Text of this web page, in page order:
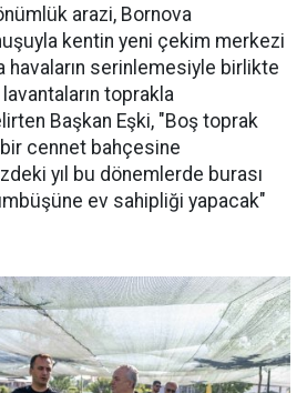
arazi, Bornova
kentin yeni çekim merkezi
havaların serinlemesiyle birlikte
toprakla
Başkan Eşki, "Boş toprak
bir cennet bahçesine
yıl bu dönemlerde burası
ev sahipliği yapacak"